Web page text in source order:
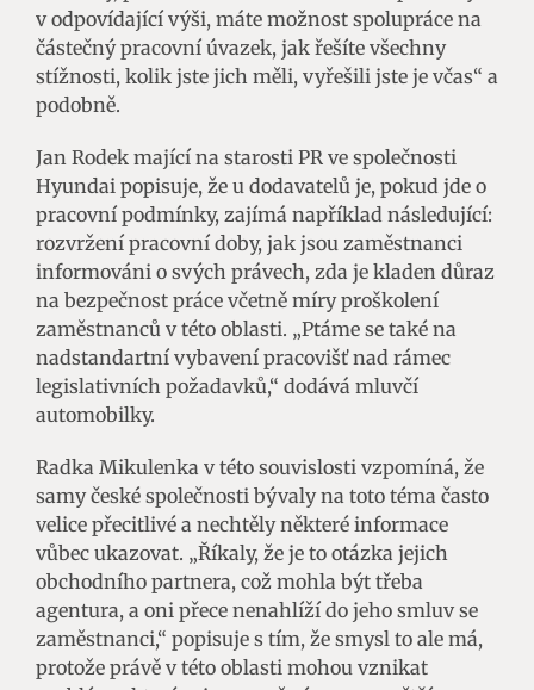
v odpovídající výši, máte možnost spolupráce na
částečný pracovní úvazek, jak řešíte všechny
stížnosti, kolik jste jich měli, vyřešili jste je včas“ a
podobně.
Jan Rodek mající na starosti PR ve společnosti
Hyundai popisuje, že u dodavatelů je, pokud jde o
pracovní podmínky, zajímá například následující:
rozvržení pracovní doby, jak jsou zaměstnanci
informováni o svých právech, zda je kladen důraz
na bezpečnost práce včetně míry proškolení
zaměstnanců v této oblasti. „Ptáme se také na
nadstandartní vybavení pracovišť nad rámec
legislativních požadavků,“ dodává mluvčí
automobilky.
Radka Mikulenka v této souvislosti vzpomíná, že
samy české společnosti bývaly na toto téma často
velice přecitlivé a nechtěly některé informace
vůbec ukazovat. „Říkaly, že je to otázka jejich
obchodního partnera, což mohla být třeba
agentura, a oni přece nenahlíží do jeho smluv se
zaměstnanci,“ popisuje s tím, že smysl to ale má,
protože právě v této oblasti mohou vznikat